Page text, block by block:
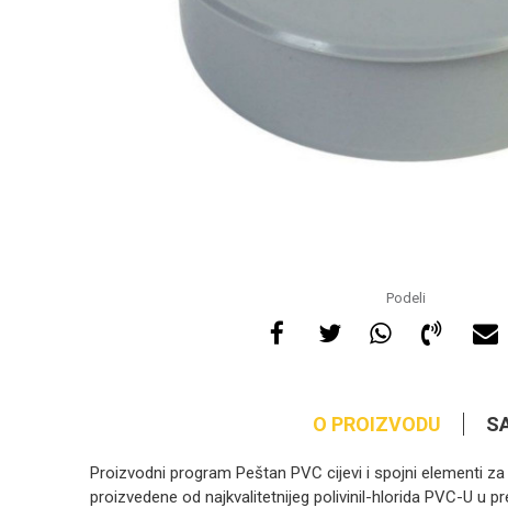
Podeli
O PROIZVODU
Proizvodni program Peštan PVC cijevi i spojni elementi
proizvedene od najkvalitetnijeg polivinil-hlorida PVC-U u